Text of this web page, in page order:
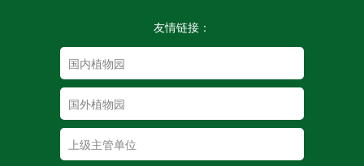
友情链接：